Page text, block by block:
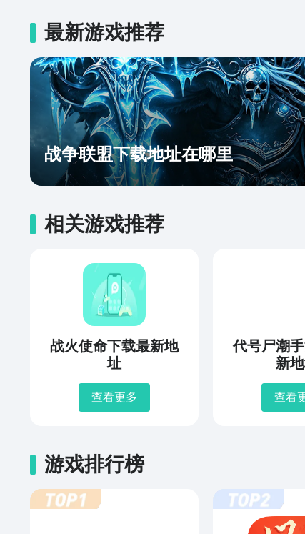
最新游戏推荐
战争联盟下载地址在哪里
相关游戏推荐
战火使命下载最新地
址
查看更多
代号尸潮
新
查看
游戏排行榜